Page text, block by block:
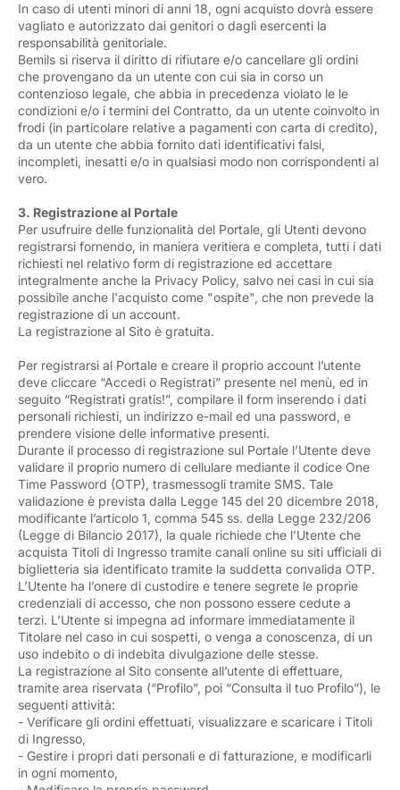
In caso di utenti minori di anni 18, ogni acquisto dovrà essere
vagliato e autorizzato dai genitori o dagli esercenti la
responsabilità genitoriale.
Bemils si riserva il diritto di rifiutare e/o cancellare gli ordini
che provengano da un utente con cui sia in corso un
contenzioso legale, che abbia in precedenza violato le le
condizioni e/o i termini del Contratto, da un utente coinvolto in
frodi (in particolare relative a pagamenti con carta di credito),
da un utente che abbia fornito dati identificativi falsi,
incompleti, inesatti e/o in qualsiasi modo non corrispondenti al
vero.
3. Registrazione al Portale
Per usufruire delle funzionalità del Portale, gli Utenti devono
registrarsi fornendo, in maniera veritiera e completa, tutti i dati
richiesti nel relativo form di registrazione ed accettare
integralmente anche la Privacy Policy, salvo nei casi in cui sia
possibile anche l'acquisto come "ospite", che non prevede la
registrazione di un account.
La registrazione al Sito è gratuita.
Per registrarsi al Portale e creare il proprio account l’utente
deve cliccare “Accedi o Registrati” presente nel menù, ed in
seguito “Registrati gratis!”, compilare il form inserendo i dati
personali richiesti, un indirizzo e-mail ed una password, e
prendere visione delle informative presenti.
Durante il processo di registrazione sul Portale l’Utente deve
validare il proprio numero di cellulare mediante il codice One
Time Password (OTP), trasmessogli tramite SMS. Tale
validazione è prevista dalla Legge 145 del 20 dicembre 2018,
modificante l’articolo 1, comma 545 ss. della Legge 232/206
(Legge di Bilancio 2017), la quale richiede che l’Utente che
acquista Titoli di Ingresso tramite canali online su siti ufficiali di
biglietteria sia identificato tramite la suddetta convalida OTP.
L’Utente ha l’onere di custodire e tenere segrete le proprie
credenziali di accesso, che non possono essere cedute a
terzi. L’Utente si impegna ad informare immediatamente il
Titolare nel caso in cui sospetti, o venga a conoscenza, di un
uso indebito o di indebita divulgazione delle stesse.
La registrazione al Sito consente all’utente di effettuare,
tramite area riservata (“Profilo”, poi “Consulta il tuo Profilo”), le
seguenti attività:
- Verificare gli ordini effettuati, visualizzare e scaricare i Titoli
di Ingresso,
- Gestire i propri dati personali e di fatturazione, e modificarli
in ogni momento,